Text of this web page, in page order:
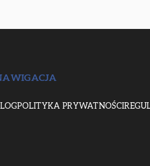
POLITYKA PRYWATNOŚCI